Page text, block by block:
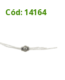
Cód: 14164